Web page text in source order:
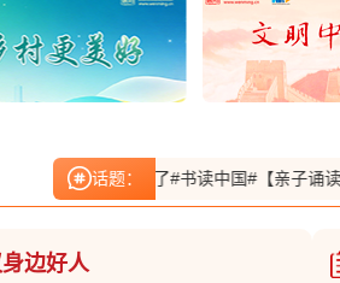
话题：
乡风自然就暖了 #书读中国#【亲子诵读传
边好人